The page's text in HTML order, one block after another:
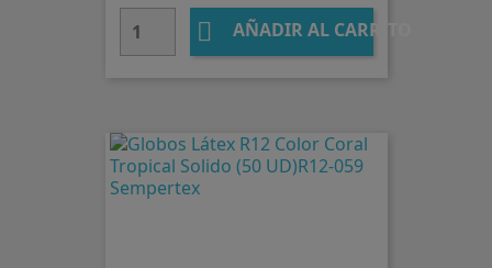
 AÑADIR AL CARRITO